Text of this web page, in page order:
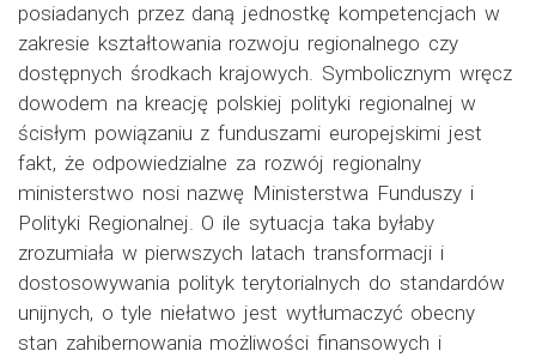
posiadanych przez daną jednostkę kompetencjach w
zakresie kształtowania rozwoju regionalnego czy
dostępnych środkach krajowych. Symbolicznym wręcz
dowodem na kreację polskiej polityki regionalnej w
ścisłym powiązaniu z funduszami europejskimi jest
fakt, że odpowiedzialne za rozwój regionalny
ministerstwo nosi nazwę Ministerstwa Funduszy i
Polityki Regionalnej. O ile sytuacja taka byłaby
zrozumiała w pierwszych latach transformacji i
dostosowywania polityk terytorialnych do standardów
unijnych, o tyle niełatwo jest wytłumaczyć obecny
stan zahibernowania możliwości finansowych i